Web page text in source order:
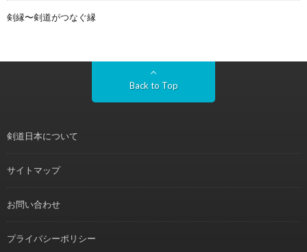
剣縁〜剣道がつなぐ縁
Back to Top
剣道日本について
サイトマップ
お問い合わせ
プライバシーポリシー